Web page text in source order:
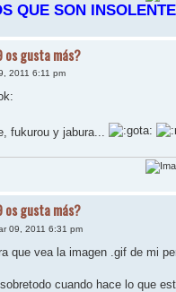
QUE SON
os gusta más?
2011 6:11 pm
fukurou y jabura...
os gusta más?
09, 2011 6:31 pm
que vea la imagen .gif de mi
cuando hace lo que